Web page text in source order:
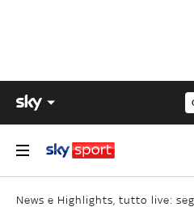
News e Highlights, tutto live: